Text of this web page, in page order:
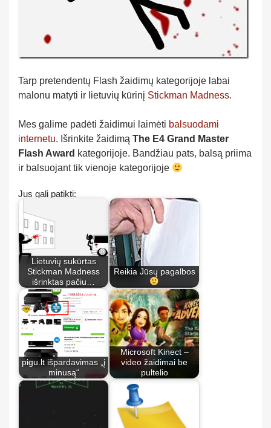
Tarp pretendentų Flash žaidimų kategorijoje labai
malonu matyti ir lietuvių kūrinį Stickman Madness.
Mes galime padėti žaidimui laimėti balsuodami
internetu. Išrinkite žaidimą The E4 Grand Master
Flash Award kategorijoje. Bandžiau pats, balsą priima
ir balsuojant tik vienoje kategorijoje
Jus gali patikti:
Lietuvių sukūrtas
Stickman Madness
išrinktas pačiu…
Reikia Jūsų pagalbos
pigu.lt išpardavimas „į
minusą“
Microsoft Kinect –
video žaidimai be
pultelio